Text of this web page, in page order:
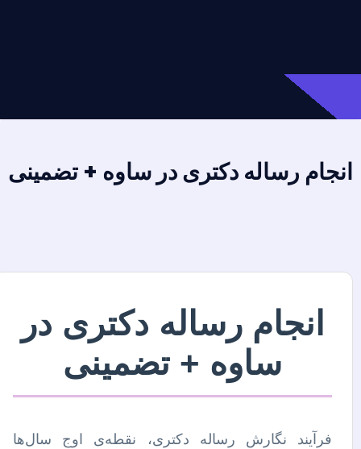
انجام رساله دکتری در ساوه + تضمینی
انجام رساله دکتری در
ساوه + تضمینی
فرآیند نگارش رساله دکتری، نقطه‌ی اوج سال‌ها